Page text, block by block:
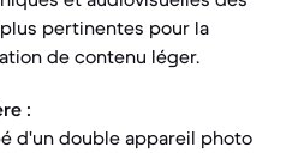
pertinentes pour la
de contenu léger.
:
d'un double appareil photo